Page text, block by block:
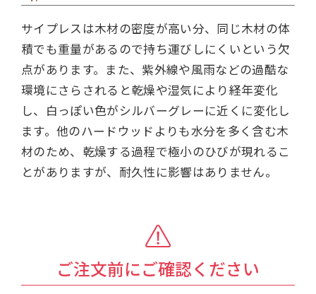
サイプレスは木材の密度が高い分、同じ木材の体
積でも重量があるので持ち運びしにくいという欠
点があります。また、紫外線や風雨などの過酷な
環境にさらされると乾燥や湿気により経年変化
し、白っぽい色がシルバーグレーに近くに変化し
ます。他のハードウッドよりも水分を多く含む木
材のため、乾燥する過程で極小のひびが現れるこ
とがありますが、耐久性に影響はありません。
ご注文前にご確認ください